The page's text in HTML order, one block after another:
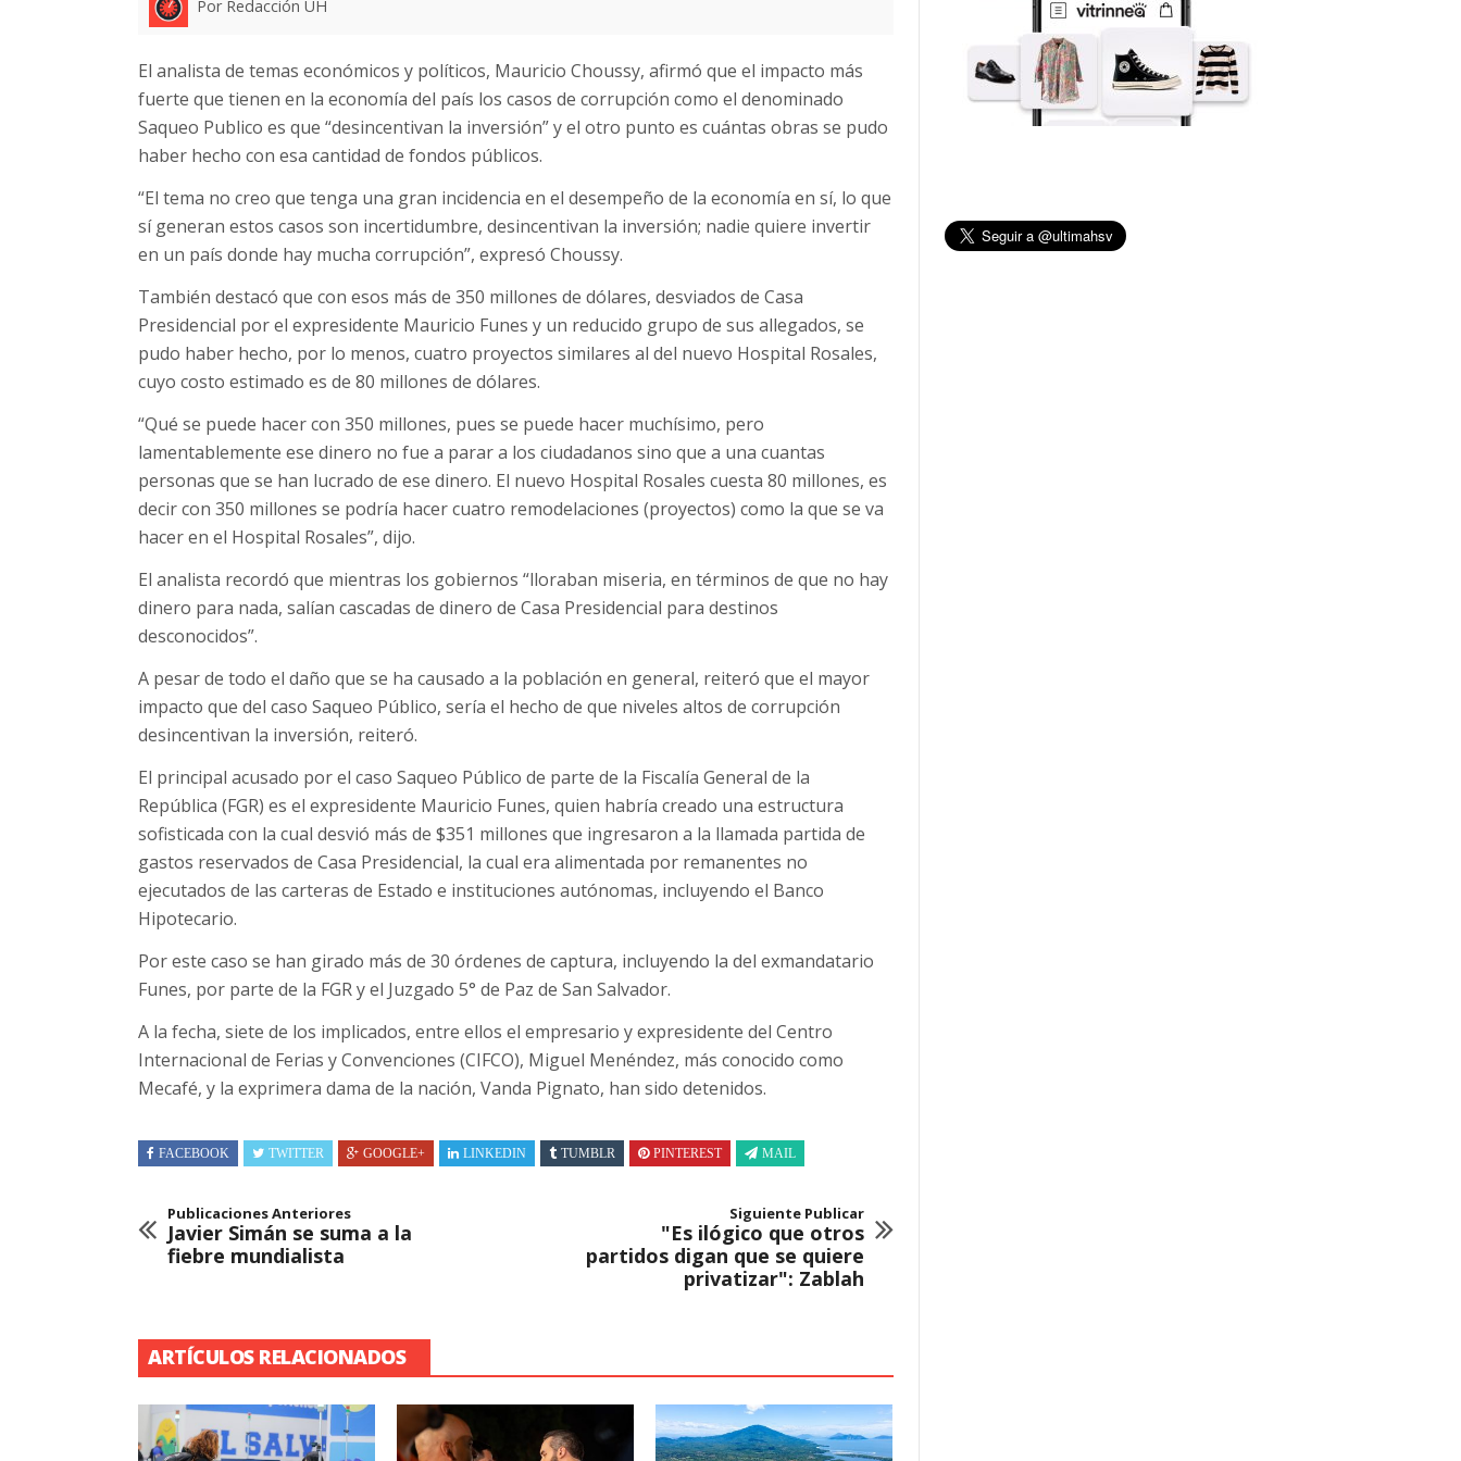
Por Redacción UH
El analista de temas económicos y políticos, Mauricio Choussy, afirmó que el impacto más
fuerte que tienen en la economía del país los casos de corrupción como el denominado
Saqueo Publico es que “desincentivan la inversión” y el otro punto es cuántas obras se pudo
haber hecho con esa cantidad de fondos públicos.
“El tema no creo que tenga una gran incidencia en el desempeño de la economía en sí, lo que
sí generan estos casos son incertidumbre, desincentivan la inversión; nadie quiere invertir
en un país donde hay mucha corrupción”, expresó Choussy.
También destacó que con esos más de 350 millones de dólares, desviados de Casa
Presidencial por el expresidente Mauricio Funes y un reducido grupo de sus allegados, se
pudo haber hecho, por lo menos, cuatro proyectos similares al del nuevo Hospital Rosales,
cuyo costo estimado es de 80 millones de dólares.
“Qué se puede hacer con 350 millones, pues se puede hacer muchísimo, pero
lamentablemente ese dinero no fue a parar a los ciudadanos sino que a una cuantas
personas que se han lucrado de ese dinero. El nuevo Hospital Rosales cuesta 80 millones, es
decir con 350 millones se podría hacer cuatro remodelaciones (proyectos) como la que se va
hacer en el Hospital Rosales”, dijo.
El analista recordó que mientras los gobiernos “lloraban miseria, en términos de que no hay
dinero para nada, salían cascadas de dinero de Casa Presidencial para destinos
desconocidos”.
A pesar de todo el daño que se ha causado a la población en general, reiteró que el mayor
impacto que del caso Saqueo Público, sería el hecho de que niveles altos de corrupción
desincentivan la inversión, reiteró.
El principal acusado por el caso Saqueo Público de parte de la Fiscalía General de la
República (FGR) es el expresidente Mauricio Funes, quien habría creado una estructura
sofisticada con la cual desvió más de $351 millones que ingresaron a la llamada partida de
gastos reservados de Casa Presidencial, la cual era alimentada por remanentes no
ejecutados de las carteras de Estado e instituciones autónomas, incluyendo el Banco
Hipotecario.
Por este caso se han girado más de 30 órdenes de captura, incluyendo la del exmandatario
Funes, por parte de la FGR y el Juzgado 5° de Paz de San Salvador.
A la fecha, siete de los implicados, entre ellos el empresario y expresidente del Centro
Internacional de Ferias y Convenciones (CIFCO), Miguel Menéndez, más conocido como
Mecafé, y la exprimera dama de la nación, Vanda Pignato, han sido detenidos.
FACEBOOK TWITTER GOOGLE+ LINKEDIN TUMBLR PINTEREST MAIL
Publicaciones Anteriores
Javier Simán se suma a la
fiebre mundialista
Siguiente Publicar
"Es ilógico que otros
partidos digan que se quiere
privatizar": Zablah
ARTÍCULOS RELACIONADOS